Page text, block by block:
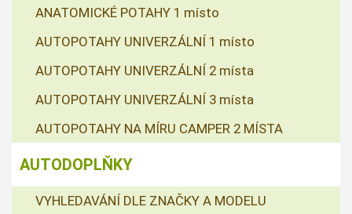
ANATOMICKÉ POTAHY 1 místo
AUTOPOTAHY UNIVERZÁLNÍ 1 místo
AUTOPOTAHY UNIVERZÁLNÍ 2 místa
AUTOPOTAHY UNIVERZÁLNÍ 3 místa
AUTOPOTAHY NA MÍRU CAMPER 2 MÍSTA
AUTODOPLŇKY
VYHLEDAVÁNÍ DLE ZNAČKY A MODELU